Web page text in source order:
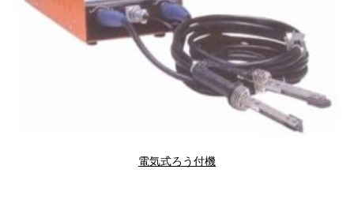
電気式ろう付機